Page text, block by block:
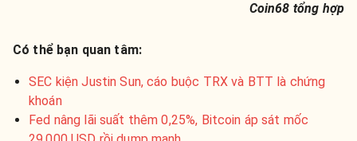
Coin68 tổng hợp
Có thể bạn quan tâm:
SEC kiện Justin Sun, cáo buộc TRX và BTT là chứng
khoán
Fed nâng lãi suất thêm 0,25%, Bitcoin áp sát mốc